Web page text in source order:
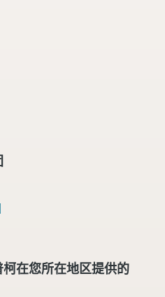
在您所在地区提供的